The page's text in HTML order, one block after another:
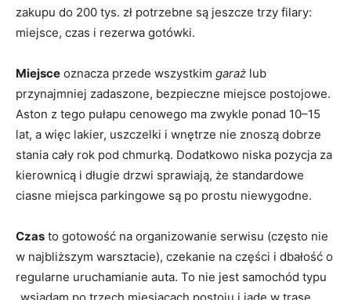
zakupu do 200 tys. zł potrzebne są jeszcze trzy filary:
miejsce, czas i rezerwa gotówki.
Miejsce oznacza przede wszystkim garaż lub
przynajmniej zadaszone, bezpieczne miejsce postojowe.
Aston z tego pułapu cenowego ma zwykle ponad 10–15
lat, a więc lakier, uszczelki i wnętrze nie znoszą dobrze
stania cały rok pod chmurką. Dodatkowo niska pozycja za
kierownicą i długie drzwi sprawiają, że standardowe
ciasne miejsca parkingowe są po prostu niewygodne.
Czas to gotowość na organizowanie serwisu (często nie
w najbliższym warsztacie), czekanie na części i dbałość o
regularne uruchamianie auta. To nie jest samochód typu